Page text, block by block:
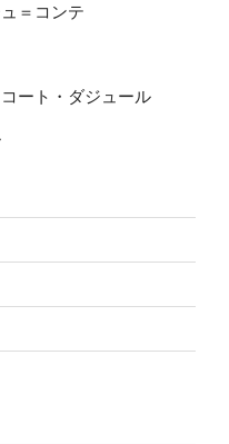
＝コンテ
ート・ダジュール